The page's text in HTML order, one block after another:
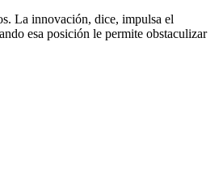
La innovación, dice, impulsa el
esa posición le permite obstaculizar